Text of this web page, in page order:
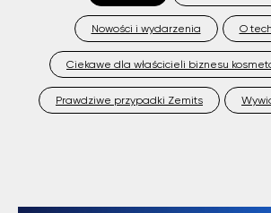
Nowości i wydarzenia O
Ciekawe dla właścicieli biznesu
Prawdziwe przypadki Zemits